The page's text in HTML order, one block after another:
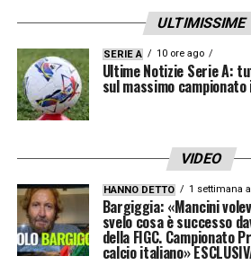
ULTIMISSIME
SERIE A 10 ore ago
Ultime Notizie Serie A:
sul massimo
VIDEO
HANNO DETTO 1 settimana
Bargiggia: «Mancini
svelo cosa è successo
della FIGC. Campionato
calcio italiano»